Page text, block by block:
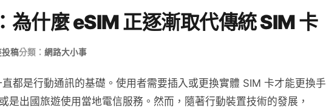
為什麼 eSIM 正逐漸取代傳統 SIM 卡
投稿分類： 網路大小事
都是行動通訊的基礎。使用者需要插入或更換實體 SIM 卡才能更換手
是出國旅遊使用當地電信服務。然而，隨著行動裝置技術的發展，